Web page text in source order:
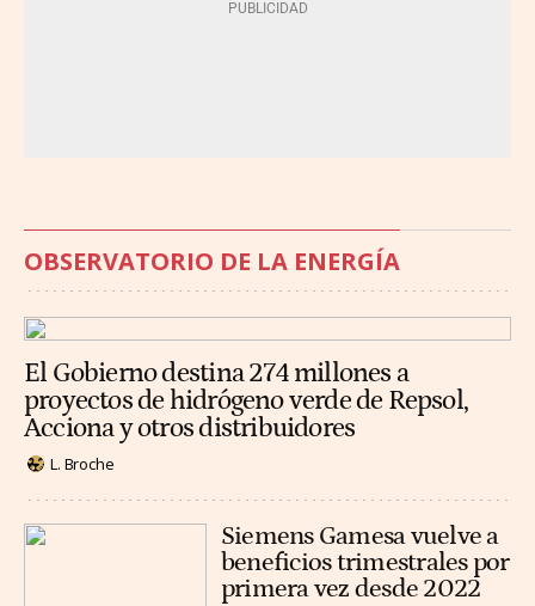
OBSERVATORIO DE LA ENERGÍA
El Gobierno destina 274 millones a
proyectos de hidrógeno verde de Repsol,
Acciona y otros distribuidores
L. Broche
Siemens Gamesa vuelve a
beneficios trimestrales por
primera vez desde 2022